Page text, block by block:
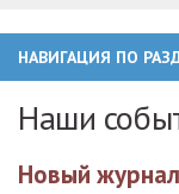
НАВИГАЦИЯ ПО
Наши
Новый